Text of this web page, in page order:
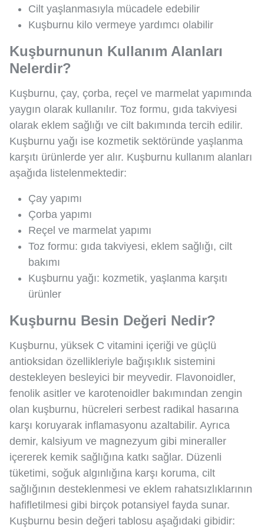
Cilt yaşlanmasıyla mücadele edebilir
Kuşburnu kilo vermeye yardımcı olabilir
Kuşburnunun Kullanım Alanları
Nelerdir?
Kuşburnu, çay, çorba, reçel ve marmelat yapımında
yaygın olarak kullanılır. Toz formu, gıda takviyesi
olarak eklem sağlığı ve cilt bakımında tercih edilir.
Kuşburnu yağı ise kozmetik sektöründe yaşlanma
karşıtı ürünlerde yer alır. Kuşburnu kullanım alanları
aşağıda listelenmektedir:
Çay yapımı
Çorba yapımı
Reçel ve marmelat yapımı
Toz formu: gıda takviyesi, eklem sağlığı, cilt
bakımı
Kuşburnu yağı: kozmetik, yaşlanma karşıtı
ürünler
Kuşburnu Besin Değeri Nedir?
Kuşburnu, yüksek C vitamini içeriği ve güçlü
antioksidan özellikleriyle bağışıklık sistemini
destekleyen besleyici bir meyvedir. Flavonoidler,
fenolik asitler ve karotenoidler bakımından zengin
olan kuşburnu, hücreleri serbest radikal hasarına
karşı koruyarak inflamasyonu azaltabilir. Ayrıca
demir, kalsiyum ve magnezyum gibi mineraller
içererek kemik sağlığına katkı sağlar. Düzenli
tüketimi, soğuk algınlığına karşı koruma, cilt
sağlığının desteklenmesi ve eklem rahatsızlıklarının
hafifletilmesi gibi birçok potansiyel fayda sunar.
Kuşburnu besin değeri tablosu aşağıdaki gibidir: